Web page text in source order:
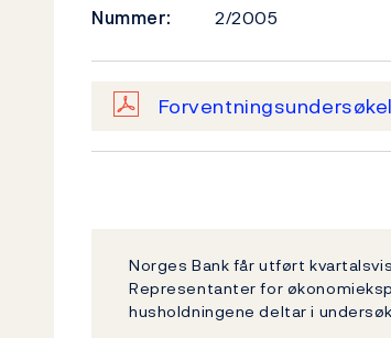
Nummer:
2/2005
Norges Bank får utført
Representanter for
husholdningene deltar i